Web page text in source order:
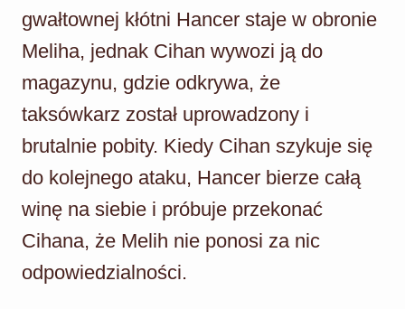
gwałtownej kłótni Hancer staje w obronie
Meliha, jednak Cihan wywozi ją do
magazynu, gdzie odkrywa, że
taksówkarz został uprowadzony i
brutalnie pobity. Kiedy Cihan szykuje się
do kolejnego ataku, Hancer bierze całą
winę na siebie i próbuje przekonać
Cihana, że Melih nie ponosi za nic
odpowiedzialności.